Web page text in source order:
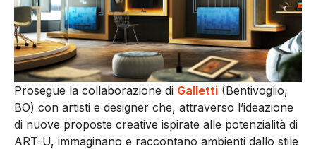
Prosegue la collaborazione di Galletti (Bentivoglio,
BO) con artisti e designer che, attraverso l’ideazione
di nuove proposte creative ispirate alle potenzialità di
ART-U, immaginano e raccontano ambienti dallo stile